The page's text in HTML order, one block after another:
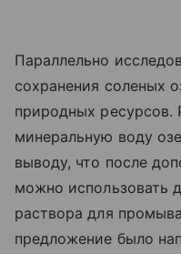
Параллельно
сохранения соленых
природных ресурсов.
минеральную воду
выводу, что после
можно использовать
раствора для
предложение было